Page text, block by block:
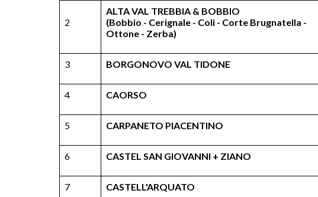
2
ALTA VAL TREBBIA & BOBBIO
(Bobbio - Cerignale - Coli - Corte Brugnatella -
Ottone - Zerba)
3 BORGONOVO VAL TIDONE
4 CAORSO
5 CARPANETO PIACENTINO
6 CASTEL SAN GIOVANNI + ZIANO
7 CASTELL'ARQUATO